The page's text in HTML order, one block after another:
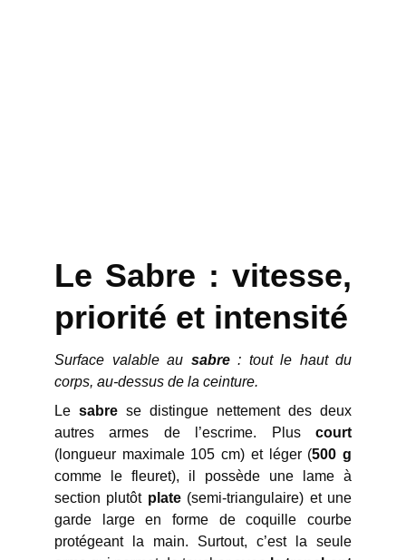
Le Sabre : vitesse,
priorité et intensité
Surface valable au sabre: tout le haut du
corps, au-dessus de la ceinture.
Le sabre se distingue nettement des deux
autres armes de l’escrime. Plus court
(longueur maximale 105 cm) et léger (500 g
comme le fleuret), il possède une lame à
section plutôt plate(semi-triangulaire) et une
garde large en forme de coquille courbe
protégeant la main. Surtout, c’est la seule